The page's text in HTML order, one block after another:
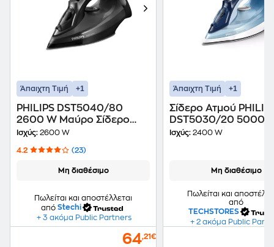
Άπαιχτη Τιμή +1
PHILIPS DST5040/80
2600 W Μαύρο Σίδερο
Ατμού
Ισχύς: 2600 W
4.2 (23)
Μη διαθέσιμο
Πωλείται και αποστέλλεται
από Stechi
+ 3 ακόμα Public Partners
64,21€
Άπαιχτη Τιμή +1
Σίδερο Ατμού
DST5030/20 5000
2400W Μπλε
Ισχύς: 2400 W
Μη διαθέσιμο
Πωλείται και
από
TECHSTORES
+ 2 ακόμα Public